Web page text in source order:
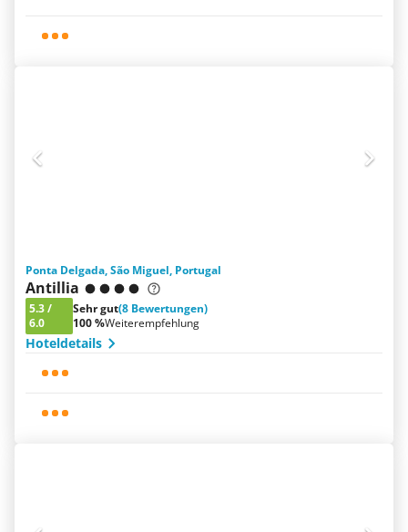
Ponta Delgada, São Miguel, Portugal
Antillia
5.3/
6.0
Sehr gut(8 Bewertungen)
100 %Weiterempfehlung
Hoteldetails